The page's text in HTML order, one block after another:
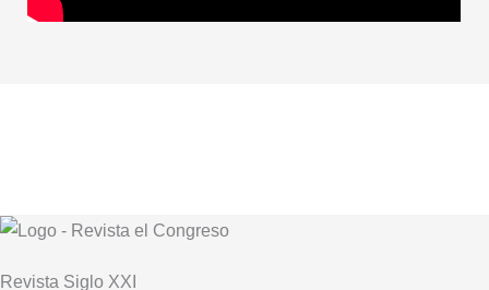
Revista Siglo XXI